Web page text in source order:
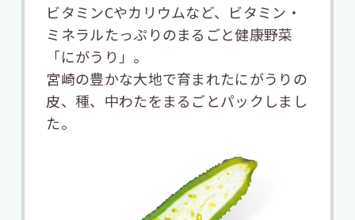
ビタミンCやカリウムなど、ビタミン・
ミネラルたっぷりのまるごと健康野菜
「にがうり」。
宮崎の豊かな大地で育まれたにがうりの
皮、種、中わたをまるごとパックしまし
た。